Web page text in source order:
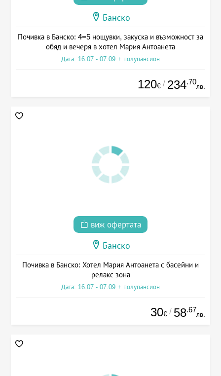
Банско
Почивка в Банско: 4=5 нощувки, закуска и възможност за
обяд и вечеря в хотел Мария Антоанета
Дата: 16.07 - 07.09 + полупансион
120€ / 234.70
лв.
виж офертата
Банско
Почивка в Банско: Хотел Мария Антоанета с басейни и
релакс зона
Дата: 16.07 - 07.09 + полупансион
30€ / 58.67
лв.